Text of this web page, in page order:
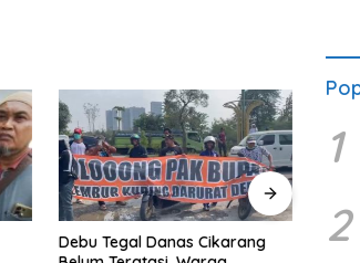
Debu Tegal Danas Cikarang
1
2